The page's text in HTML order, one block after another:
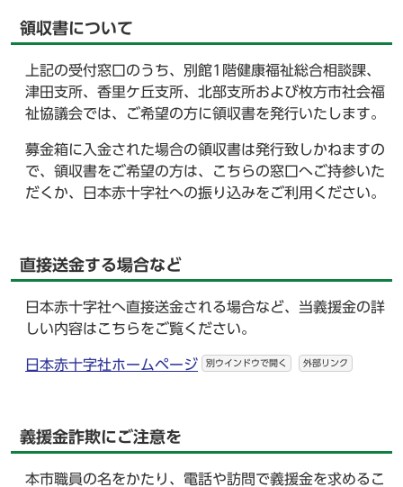
領収書について
上記の受付窓口のうち、別館1階健康福祉総合相談課、
津田支所、香里ケ丘支所、北部支所および枚方市社会福
祉協議会では、ご希望の方に領収書を発行いたします。
募金箱に入金された場合の領収書は発行致しかねますの
で、領収書をご希望の方は、こちらの窓口へご持参いた
だくか、日本赤十字社への振り込みをご利用ください。
直接送金する場合など
日本赤十字社へ直接送金される場合など、当義援金の詳
しい内容はこちらをご覧ください。
日本赤十字社ホームページ 別ウインドウで開く 外部リンク
義援金詐欺にご注意を
本市職員の名をかたり、電話や訪問で義援金を求めるこ